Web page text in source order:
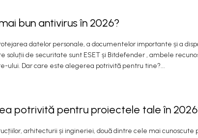
bun antivirus în 2026?
datelor personale, a documentelor importante și a
de securitate sunt ESET și Bitdefender , ambele
Dar care este alegerea potrivită pentru tine?...
potrivită pentru proiectele tale în
arhitecturii și ingineriei, două dintre cele mai cunoscute